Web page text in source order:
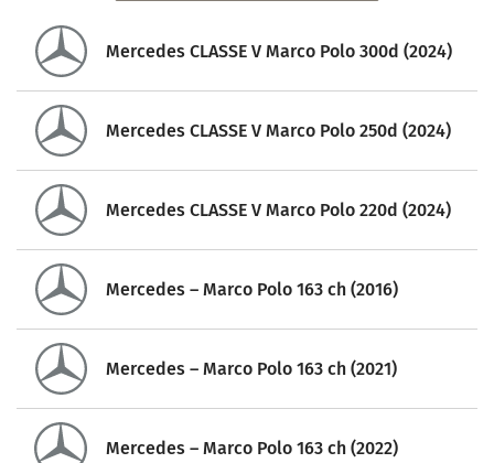
Mercedes CLASSE V Marco Polo 300d (2024)
Mercedes CLASSE V Marco Polo 250d (2024)
Mercedes CLASSE V Marco Polo 220d (2024)
Mercedes – Marco Polo 163 ch (2016)
Mercedes – Marco Polo 163 ch (2021)
Mercedes – Marco Polo 163 ch (2022)